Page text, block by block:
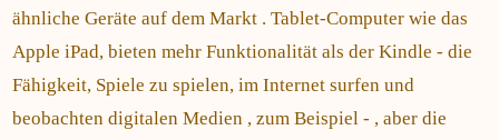
ähnliche Geräte auf dem Markt . Tablet-Computer wie das
Apple iPad, bieten mehr Funktionalität als der Kindle - die
Fähigkeit, Spiele zu spielen, im Internet surfen und
beobachten digitalen Medien , zum Beispiel - , aber die